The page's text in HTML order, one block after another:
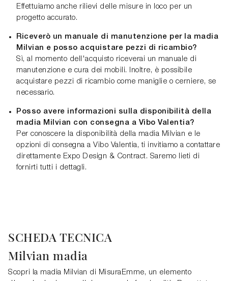
Effettuiamo anche rilievi delle misure in loco per un
progetto accurato.
Riceverò un manuale di manutenzione per la madia
Milvian e posso acquistare pezzi di ricambio?
Sì, al momento dell'acquisto riceverai un manuale di
manutenzione e cura dei mobili. Inoltre, è possibile
acquistare pezzi di ricambio come maniglie o cerniere, se
necessario.
Posso avere informazioni sulla disponibilità della
madia Milvian con consegna a Vibo Valentia?
Per conoscere la disponibilità della madia Milvian e le
opzioni di consegna a Vibo Valentia, ti invitiamo a contattare
direttamente Expo Design & Contract. Saremo lieti di
fornirti tutti i dettagli.
SCHEDA TECNICA
Milvian madia
Scopri la madia Milvian di MisuraEmme, un elemento